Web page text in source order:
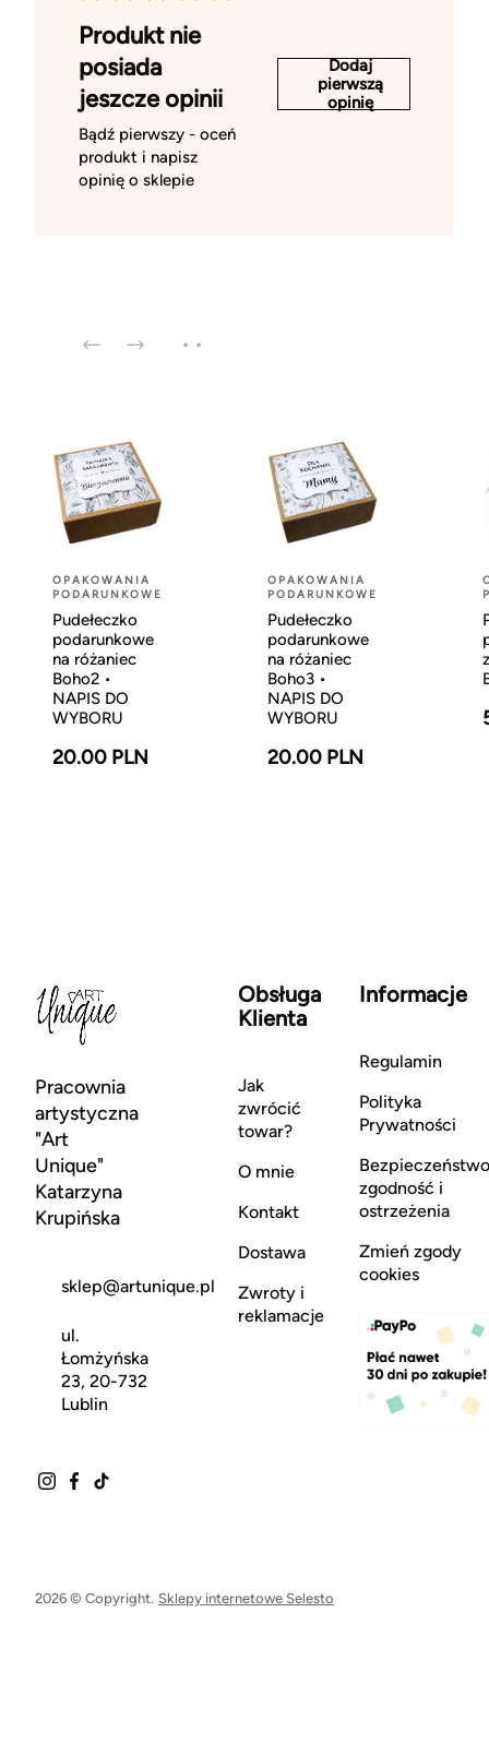
Produkt nie
posiada
jeszcze opinii
Bądź pierwszy - oceń
produkt i napisz
opinię o sklepie
Dodaj
pierwszą
opinię
OPAKOWANIA
PODARUNKOWE
Pudełeczko
podarunkowe
na różaniec
Boho2 •
NAPIS DO
WYBORU
20.00 PLN
OPAKOWANIA
PODARUNKOWE
Pudełeczko
podarunkowe
na różaniec
Boho3 •
NAPIS DO
WYBORU
20.00 PLN
Pracownia
artystyczna
"Art
Unique"
Katarzyna
Krupińska
sklep@artunique.pl
ul.
Łomżyńska
23, 20-732
Lublin
Obsługa
Klienta
Jak
zwrócić
towar?
O mnie
Kontakt
Dostawa
Zwroty i
reklamacje
Informacje
Regulamin
Polityka
Prywatności
zgodność i
ostrzeżenia
Zmień zgody
cookies
2026 © Copyright. Sklepy internetowe Selesto